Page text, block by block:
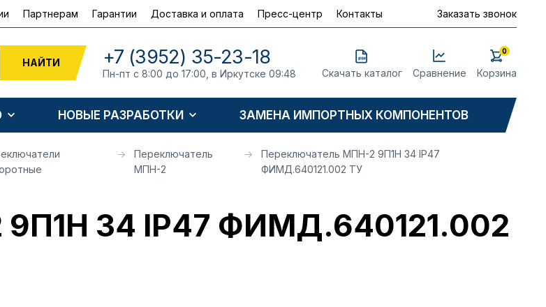
Партнерам Гарантии Доставка и оплата Пресс-центр Контакты Заказать звонок
НАЙТИ +7 (3952) 35-23-18
Пн-пт с 8:00 до 17:00, в Иркутске 09:48 Скачать каталог Сравнение Корзина
0
НОВЫЕ РАЗРАБОТКИ ЗАМЕНА ИМПОРТНЫХ КОМПОНЕНТОВ
Переключатель
МПН-2
Переключатель МПН-2 9П1Н 34 IP47
ФИМД.640121.002 ТУ
34 IP47 ФИМД.640121.002